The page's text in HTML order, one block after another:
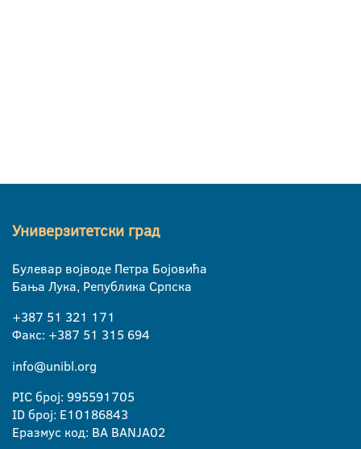
Универзитетски град
Булевар војводе Петра Бојовића
Бања Лука, Република Српска
+387 51 321 171
Факс: +387 51 315 694
info@unibl.org
PIC број: 995591705
ID број: E10186843
Еразмус код: BA BANJA02